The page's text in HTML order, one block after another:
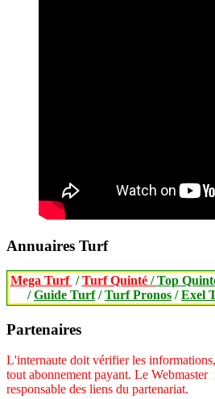
Annuaires Turf
Mega Turf /Turf Quinté /Top
/Guide Turf/Turf Pronos /Exel
Partenaires
L'internaute doit vérifier les
tout abonnement payant. Le Webmaster
responsable des liens du partenariat.